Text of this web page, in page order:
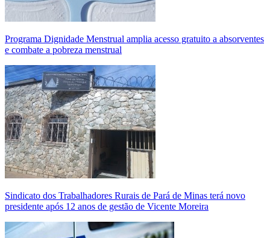
Programa Dignidade Menstrual amplia acesso gratuito a absorventes
e combate a pobreza menstrual
Sindicato dos Trabalhadores Rurais de Pará de Minas terá novo
presidente após 12 anos de gestão de Vicente Moreira